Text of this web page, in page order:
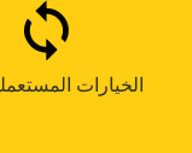
الخيارات